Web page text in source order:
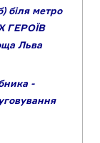
біля метро
ГЕРОЇВ
Льва
-